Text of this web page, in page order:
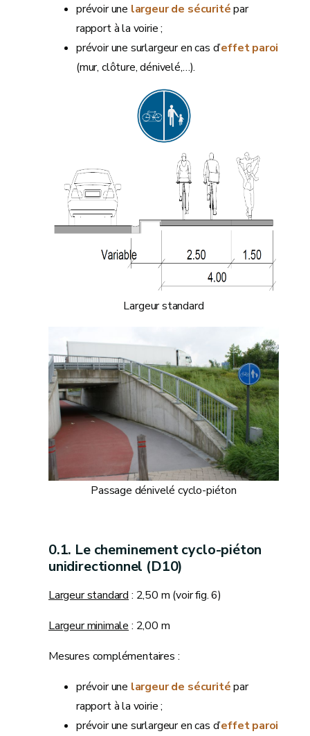
prévoir une largeur de sécuritépar
rapport à la voirie ;
prévoir une surlargeur en cas d’effet paroi
(mur, clôture, dénivelé,…).
Largeur standard
Passage dénivelé cyclo-piéton
Le cheminement cyclo-piéton
unidirectionnel (D10)
Largeur standard : 2,50 m (voir fig. 6)
Largeur minimale : 2,00 m
Mesures complémentaires :
prévoir une largeur de sécuritépar
rapport à la voirie ;
prévoir une surlargeur en cas d’effet paroi